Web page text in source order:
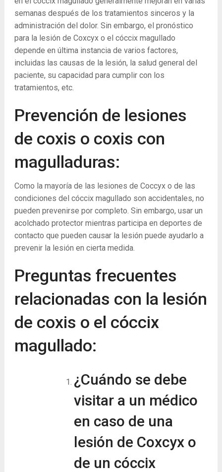
semanas después de los tratamientos sinceros y la
administración del dolor. Sin embargo, el pronóstico
para la lesión de Coxcyx o el cóccix magullado
depende en última instancia de varios factores,
incluidas las causas de la lesión, la salud general del
paciente, su capacidad para cumplir con los
tratamientos, etc.
Prevención de lesiones
de coxis o coxis con
magulladuras:
Como la mayoría de las lesiones de Coccyx o de las
condiciones del cóccix magullado son accidentales, no
pueden prevenirse por completo. Sin embargo, usar un
acolchado protector mientras participa en deportes de
contacto que pueden causar la lesión puede ayudarlo a
prevenir la lesión en cierta medida.
Preguntas frecuentes
relacionadas con la lesión
de coxis o el cóccix
magullado:
¿Cuándo se debe
visitar a un médico
en caso de una
lesión de Coxcyx o
de un cóccix